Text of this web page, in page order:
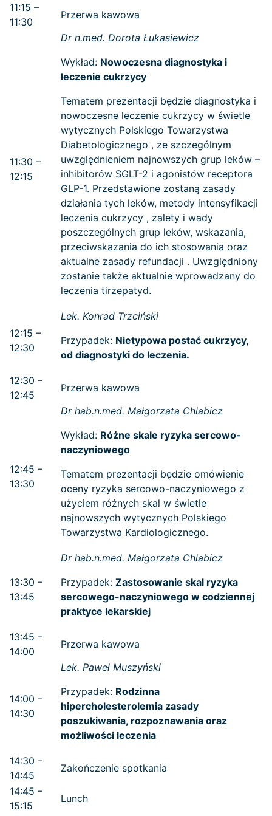
11:15 –
11:30
Przerwa kawowa
11:30 –
12:15
Dr n.med. Dorota Łukasiewicz
Wykład: Nowoczesna diagnostyka i
leczenie cukrzycy
Tematem prezentacji będzie diagnostyka i
nowoczesne leczenie cukrzycy w świetle
wytycznych Polskiego Towarzystwa
Diabetologicznego , ze szczególnym
uwzględnieniem najnowszych grup leków –
inhibitorów SGLT-2 i agonistów receptora
GLP-1. Przedstawione zostaną zasady
działania tych leków, metody intensyfikacji
leczenia cukrzycy , zalety i wady
poszczególnych grup leków, wskazania,
przeciwskazania do ich stosowania oraz
aktualne zasady refundacji . Uwzględniony
zostanie także aktualnie wprowadzany do
leczenia tirzepatyd.
12:15 –
12:30
Lek. Konrad Trzciński
Przypadek: Nietypowa postać cukrzycy,
od diagnostyki do leczenia.
12:30 –
12:45
Przerwa kawowa
12:45 –
13:30
Dr hab.n.med. Małgorzata Chlabicz
Wykład: Różne skale ryzyka sercowo-
naczyniowego
Tematem prezentacji będzie omówienie
oceny ryzyka sercowo-naczyniowego z
użyciem różnych skal w świetle
najnowszych wytycznych Polskiego
Towarzystwa Kardiologicznego.
13:30 –
13:45
Dr hab.n.med. Małgorzata Chlabicz
Przypadek: Zastosowanie skal ryzyka
sercowego-naczyniowego w codziennej
praktyce lekarskiej
13:45 –
14:00
Przerwa kawowa
14:00 –
14:30
Lek. Paweł Muszyński
Przypadek: Rodzinna
hipercholesterolemia zasady
poszukiwania, rozpoznawania oraz
możliwości leczenia
14:30 –
14:45
Zakończenie spotkania
14:45 –
15:15
Lunch